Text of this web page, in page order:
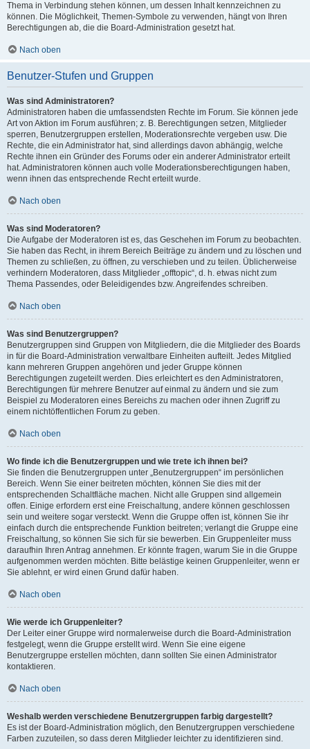
Thema in Verbindung stehen können, um dessen Inhalt kennzeichnen zu
können. Die Möglichkeit, Themen-Symbole zu verwenden, hängt von Ihren
Berechtigungen ab, die die Board-Administration gesetzt hat.
Nach oben
Benutzer-Stufen und Gruppen
Was sind Administratoren?
Administratoren haben die umfassendsten Rechte im Forum. Sie können jede
Art von Aktion im Forum ausführen; z. B. Berechtigungen setzen, Mitglieder
sperren, Benutzergruppen erstellen, Moderationsrechte vergeben usw. Die
Rechte, die ein Administrator hat, sind allerdings davon abhängig, welche
Rechte ihnen ein Gründer des Forums oder ein anderer Administrator erteilt
hat. Administratoren können auch volle Moderationsberechtigungen haben,
wenn ihnen das entsprechende Recht erteilt wurde.
Nach oben
Was sind Moderatoren?
Die Aufgabe der Moderatoren ist es, das Geschehen im Forum zu beobachten.
Sie haben das Recht, in ihrem Bereich Beiträge zu ändern und zu löschen und
Themen zu schließen, zu öffnen, zu verschieben und zu teilen. Üblicherweise
verhindern Moderatoren, dass Mitglieder „offtopic“, d. h. etwas nicht zum
Thema Passendes, oder Beleidigendes bzw. Angreifendes schreiben.
Nach oben
Was sind Benutzergruppen?
Benutzergruppen sind Gruppen von Mitgliedern, die die Mitglieder des Boards
in für die Board-Administration verwaltbare Einheiten aufteilt. Jedes Mitglied
kann mehreren Gruppen angehören und jeder Gruppe können
Berechtigungen zugeteilt werden. Dies erleichtert es den Administratoren,
Berechtigungen für mehrere Benutzer auf einmal zu ändern und sie zum
Beispiel zu Moderatoren eines Bereichs zu machen oder ihnen Zugriff zu
einem nichtöffentlichen Forum zu geben.
Nach oben
Wo finde ich die Benutzergruppen und wie trete ich ihnen bei?
Sie finden die Benutzergruppen unter „Benutzergruppen“ im persönlichen
Bereich. Wenn Sie einer beitreten möchten, können Sie dies mit der
entsprechenden Schaltfläche machen. Nicht alle Gruppen sind allgemein
offen. Einige erfordern erst eine Freischaltung, andere können geschlossen
sein und weitere sogar versteckt. Wenn die Gruppe offen ist, können Sie ihr
einfach durch die entsprechende Funktion beitreten; verlangt die Gruppe eine
Freischaltung, so können Sie sich für sie bewerben. Ein Gruppenleiter muss
daraufhin Ihren Antrag annehmen. Er könnte fragen, warum Sie in die Gruppe
aufgenommen werden möchten. Bitte belästige keinen Gruppenleiter, wenn er
Sie ablehnt, er wird einen Grund dafür haben.
Nach oben
Wie werde ich Gruppenleiter?
Der Leiter einer Gruppe wird normalerweise durch die Board-Administration
festgelegt, wenn die Gruppe erstellt wird. Wenn Sie eine eigene
Benutzergruppe erstellen möchten, dann sollten Sie einen Administrator
kontaktieren.
Nach oben
Weshalb werden verschiedene Benutzergruppen farbig dargestellt?
Es ist der Board-Administration möglich, den Benutzergruppen verschiedene
Farben zuzuteilen, so dass deren Mitglieder leichter zu identifizieren sind.